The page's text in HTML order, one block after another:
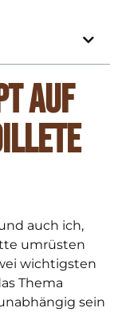
auf
auch ich,
umrüsten
wichtigsten
Thema
sein